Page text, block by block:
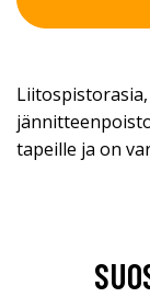
tapeille ja on